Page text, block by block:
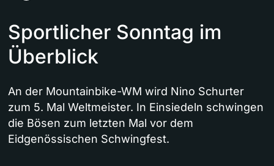
Sportlicher Sonntag im
Überblick
An der Mountainbike-WM wird Nino Schurter
zum 5. Mal Weltmeister. In Einsiedeln schwingen
die Bösen zum letzten Mal vor dem
Eidgenössischen Schwingfest.